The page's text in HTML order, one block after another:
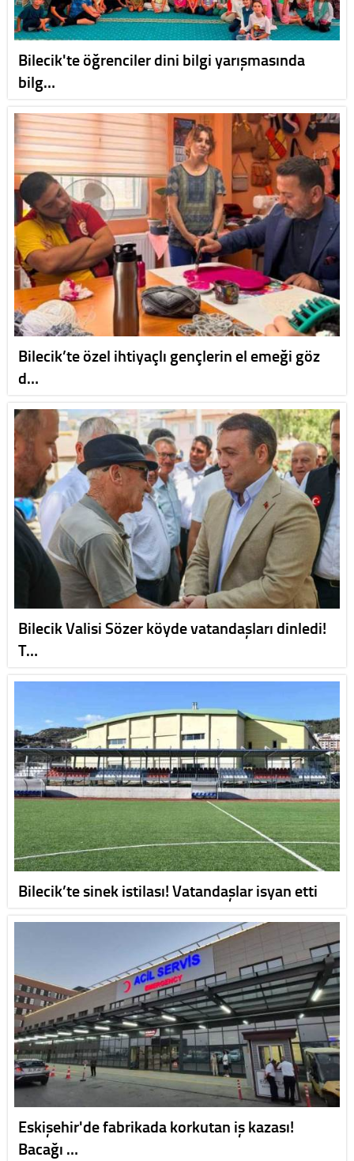
Bilecik'te öğrenciler dini bilgi yarışmasında
bilg…
Bilecik’te özel ihtiyaçlı gençlerin el emeği göz
d…
Bilecik Valisi Sözer köyde vatandaşları dinledi!
T…
Bilecik’te sinek istilası! Vatandaşlar isyan etti
Eskişehir'de fabrikada korkutan iş kazası!
Bacağı …